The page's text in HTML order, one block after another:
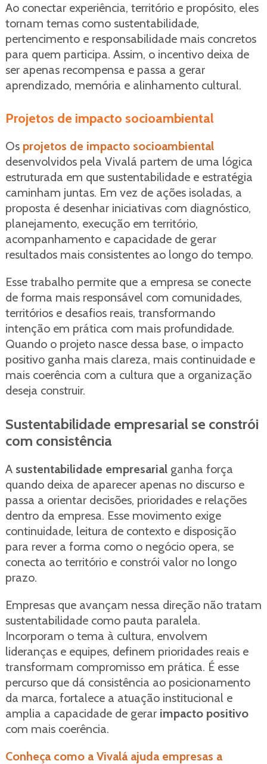
Ao conectar experiência, território e propósito, eles
tornam temas como sustentabilidade,
pertencimento e responsabilidade mais concretos
para quem participa. Assim, o incentivo deixa de
ser apenas recompensa e passa a gerar
aprendizado, memória e alinhamento cultural.
Projetos de impacto socioambiental
Os projetos de impacto socioambiental
desenvolvidos pela Vivalá partem de uma lógica
estruturada em que sustentabilidade e estratégia
caminham juntas. Em vez de ações isoladas, a
proposta é desenhar iniciativas com diagnóstico,
planejamento, execução em território,
acompanhamento e capacidade de gerar
resultados mais consistentes ao longo do tempo.
Esse trabalho permite que a empresa se conecte
de forma mais responsável com comunidades,
territórios e desafios reais, transformando
intenção em prática com mais profundidade.
Quando o projeto nasce dessa base, o impacto
positivo ganha mais clareza, mais continuidade e
mais coerência com a cultura que a organização
deseja construir.
Sustentabilidade empresarial se constrói
com consistência
A sustentabilidade empresarial ganha força
quando deixa de aparecer apenas no discurso e
passa a orientar decisões, prioridades e relações
dentro da empresa. Esse movimento exige
continuidade, leitura de contexto e disposição
para rever a forma como o negócio opera, se
conecta ao território e constrói valor no longo
prazo.
Empresas que avançam nessa direção não tratam
sustentabilidade como pauta paralela.
Incorporam o tema à cultura, envolvem
lideranças e equipes, definem prioridades reais e
transformam compromisso em prática. É esse
percurso que dá consistência ao posicionamento
da marca, fortalece a atuação institucional e
amplia a capacidade de gerar impacto positivo
com mais coerência.
Conheça como a Vivalá ajuda empresas a